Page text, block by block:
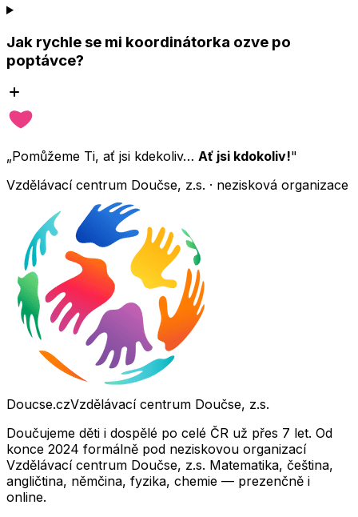
Jak rychle se mi koordinátorka ozve po
poptávce?
„Pomůžeme Ti, ať jsi kdekoliv… Ať jsi kdokoliv!"
Vzdělávací centrum Doučse, z.s. · nezisková organizace
Doucse.czVzdělávací centrum Doučse, z.s.
Doučujeme děti i dospělé po celé ČR už přes 7 let. Od
konce 2024 formálně pod neziskovou organizací
Vzdělávací centrum Doučse, z.s. Matematika, čeština,
angličtina, němčina, fyzika, chemie — prezenčně i
online.